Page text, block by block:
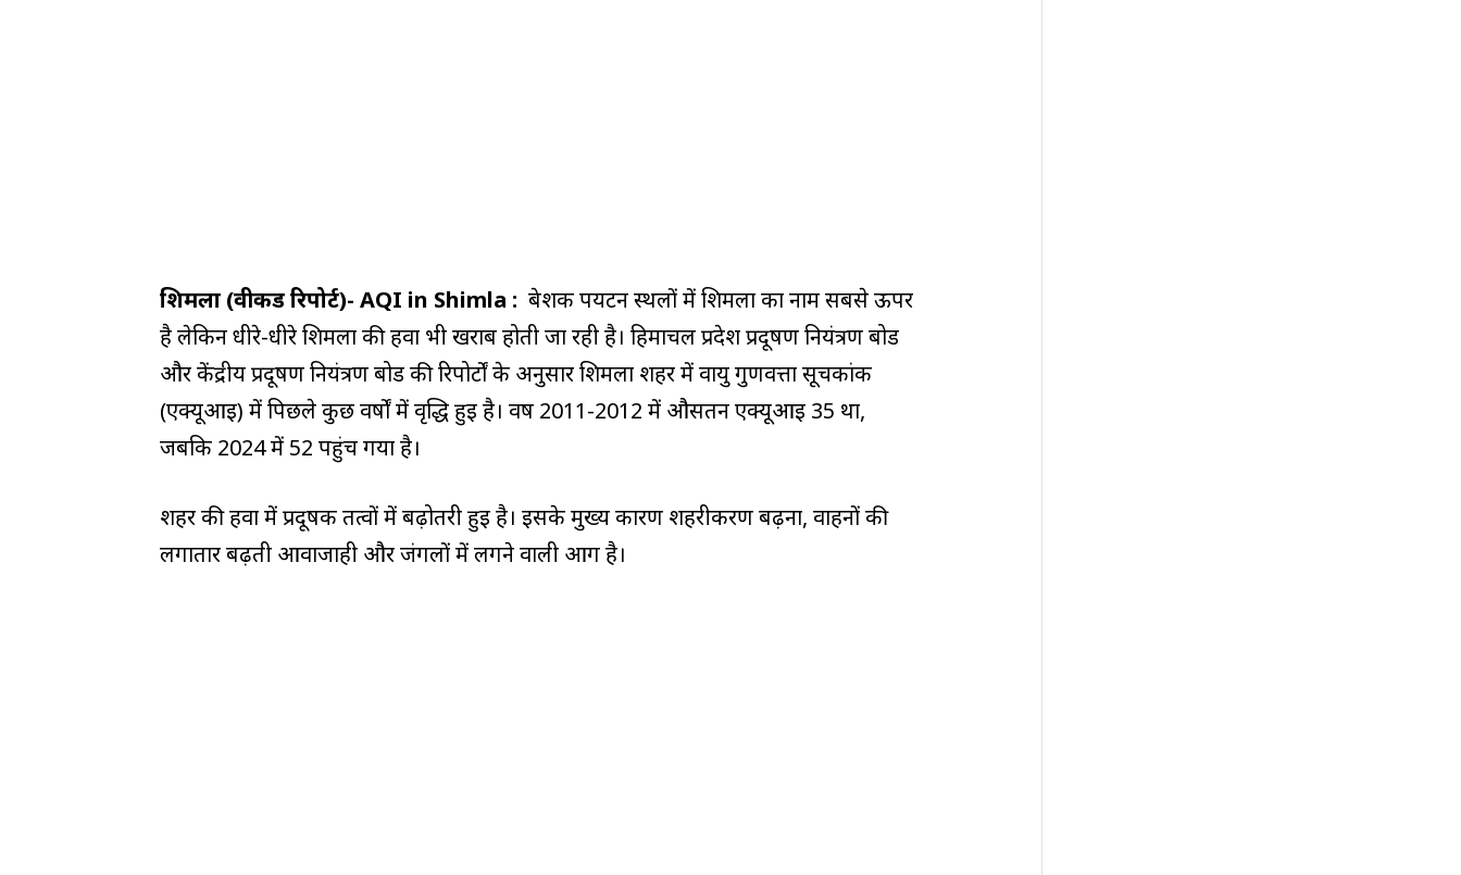
शिमला (वीकैंड रिपोर्ट)- AQI in Shimla : बेशक पर्यटन स्थलों में शिमला का नाम सबसे ऊपर
है लेकिन धीरे-धीरे शिमला की हवा भी खराब होती जा रही है। हिमाचल प्रदेश प्रदूषण नियंत्रण बोर्ड
और केंद्रीय प्रदूषण नियंत्रण बोर्ड की रिपोर्टों के अनुसार शिमला शहर में वायु गुणवत्ता सूचकांक
(एक्यूआई) में पिछले कुछ वर्षों में वृद्धि हुई है। वर्ष 2011-2012 में औसतन एक्यूआई 35 था,
जबकि 2024 में 52 पहुंच गया है।
शहर की हवा में प्रदूषक तत्वों में बढ़ोतरी हुई है। इसके मुख्य कारण शहरीकरण बढ़ना, वाहनों की
लगातार बढ़ती आवाजाही और जंगलों में लगने वाली आग है।